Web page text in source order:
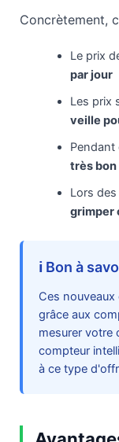
Concrètement,
Le prix
par jour
Les prix
veille
Pendant
très bon
Lors
grimper
ℹ️ Bon à
Ces
grâce aux
mesurer votre
compteur
à ce type